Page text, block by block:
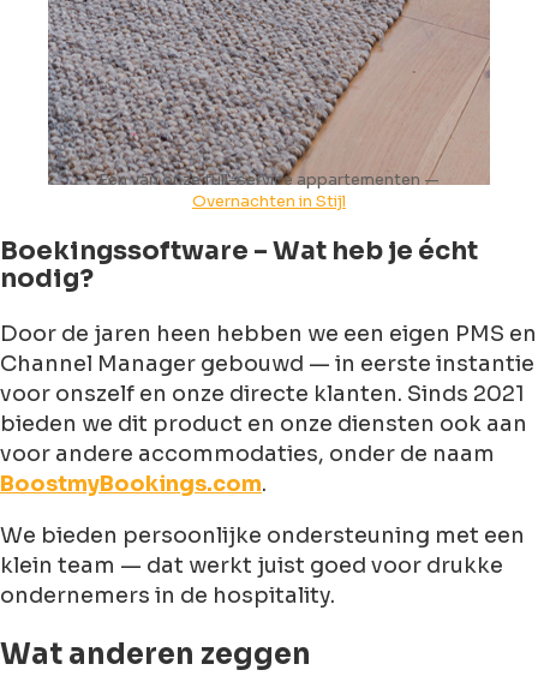
Eén van onze full-service appartementen —
Overnachten in Stijl
Boekingssoftware – Wat heb je écht
nodig?
Door de jaren heen hebben we een eigen PMS en
Channel Manager gebouwd — in eerste instantie
voor onszelf en onze directe klanten. Sinds 2021
bieden we dit product en onze diensten ook aan
voor andere accommodaties, onder de naam
BoostmyBookings.com.
We bieden persoonlijke ondersteuning met een
klein team — dat werkt juist goed voor drukke
ondernemers in de hospitality.
Wat anderen zeggen